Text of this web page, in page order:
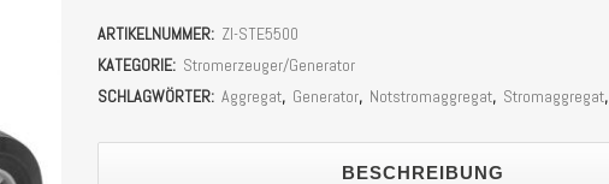
STE5500
(Generator)
ARTIKELNUMMER: ZI-STE5500
KATEGORIE: Stromerzeuger/Generator
SCHLAGWÖRTER: Aggregat, Generator, Notstromaggregat, Stromaggregat,
BESCHREIBUNG